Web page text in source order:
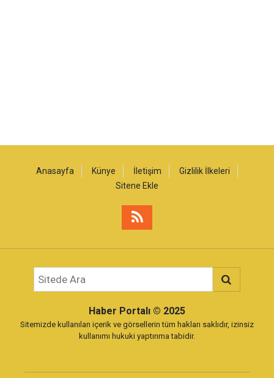
Anasayfa Künye İletişim
Gizlilik İlkeleri
Sitene Ekle
Haber Portalı © 2025
Sitemizde kullanılan içerik ve görsellerin tüm hakları saklıdır, izinsiz
kullanımı hukuki yaptırıma tabidir.